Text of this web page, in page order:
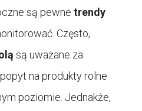
są pewne trendy
Często,
są uważane za
na produkty rolne
poziomie. Jednakże,